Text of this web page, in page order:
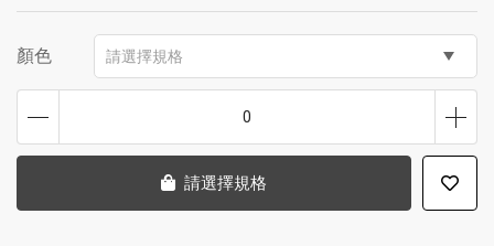
顏色 請選擇規格
0
請選擇規格